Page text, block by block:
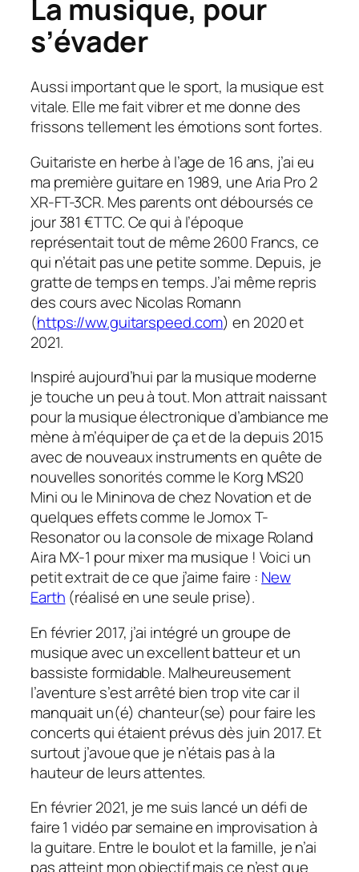
La musique, pour
s’évader
Aussi important que le sport, la musique est
vitale. Elle me fait vibrer et me donne des
frissons tellement les émotions sont fortes.
Guitariste en herbe à l’age de 16 ans, j’ai eu
ma première guitare en 1989, une Aria Pro 2
XR-FT-3CR. Mes parents ont déboursés ce
jour 381 €TTC. Ce qui à l’époque
représentait tout de même 2600 Francs, ce
qui n’était pas une petite somme. Depuis, je
gratte de temps en temps. J’ai même repris
des cours avec Nicolas Romann
(https://ww.guitarspeed.com) en 2020 et
2021.
Inspiré aujourd’hui par la musique moderne
je touche un peu à tout. Mon attrait naissant
pour la musique électronique d’ambiance me
mène à m’équiper de ça et de la depuis 2015
avec de nouveaux instruments en quête de
nouvelles sonorités comme le Korg MS20
Mini ou le Mininova de chez Novation et de
quelques effets comme le Jomox T-
Resonator ou la console de mixage Roland
Aira MX-1 pour mixer ma musique ! Voici un
petit extrait de ce que j’aime faire : New
Earth (réalisé en une seule prise).
En février 2017, j’ai intégré un groupe de
musique avec un excellent batteur et un
bassiste formidable. Malheureusement
l’aventure s’est arrêté bien trop vite car il
manquait un(é) chanteur(se) pour faire les
concerts qui étaient prévus dès juin 2017. Et
surtout j’avoue que je n’étais pas à la
hauteur de leurs attentes.
En février 2021, je me suis lancé un défi de
faire 1 vidéo par semaine en improvisation à
la guitare. Entre le boulot et la famille, je n’ai
pas atteint mon objectif mais ce n’est que